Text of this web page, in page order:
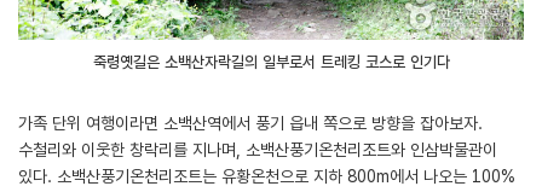
죽령옛길은 소백산자락길의 일부로서 트레킹 코스로 인기다
가족 단위 여행이라면 소백산역에서 풍기 읍내 쪽으로 방향을 잡아보자.
수철리와 이웃한 창락리를 지나며, 소백산풍기온천리조트와 인삼박물관이
있다. 소백산풍기온천리조트는 유황온천으로 지하 800m에서 나오는 100%